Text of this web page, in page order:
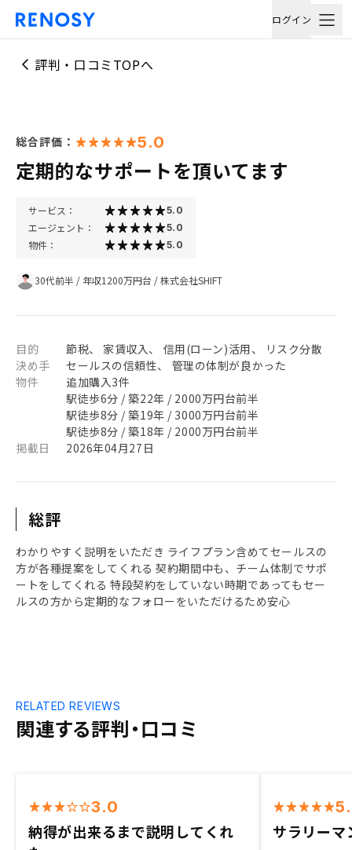
ログイン
評判・口コミTOPへ
総合評価： 5.0
定期的なサポートを頂いてます
サービス： 5.0
エージェント： 5.0
物件： 5.0
30代前半 / 年収1200万円台 /株式会社SHIFT
目的
節税、 家賃収入、 信用(ローン)活用、 リスク分散
決め手
セールスの信頼性、 管理の体制が良かった
物件
追加購入3件
駅徒歩6分 / 築22年 / 2000万円台前半
駅徒歩8分 / 築19年 / 3000万円台前半
駅徒歩8分 / 築18年 / 2000万円台前半
掲載日
2026年04月27日
総評
わかりやすく説明をいただき ライフプラン含めてセールスの
方が各種提案をしてくれる 契約期間中も、チーム体制でサポ
ートをしてくれる 特段契約をしていない時期であってもセー
ルスの方から定期的なフォローをいただけるため安心
関連する評判・口コミ
RELATED REVIEWS
3.0
納得が出来るまで説明してくれ
サラリーマ